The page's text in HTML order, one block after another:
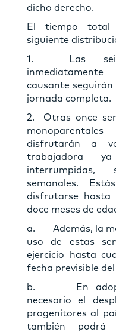
dicho derecho.
El tiempo total
siguiente
1. Las seis
causante
jornada completa.
2. Otras once
disfrutarán a
trabajadora
semanales.
disfrutarse hasta
doce meses de
a. Además, la
uso de estas
ejercicio hasta
fecha previsible
b. En
necesario el
progenitores al
también